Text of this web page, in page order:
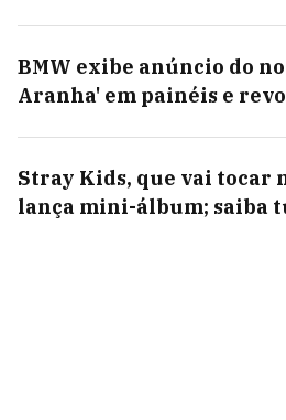
BMW exibe anúncio do
Aranha' em painéis e
Stray Kids, que vai tocar
lança mini-álbum; saiba